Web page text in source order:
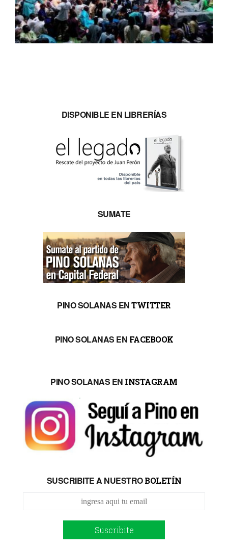
DISPONIBLE EN LIBRERÍAS
SUMATE
PINO SOLANAS ENTWITTER
PINO SOLANAS EN FACEBOOK
PINO SOLANAS EN INSTAGRAM
SUSCRIBITE A NUESTROBOLETÍN
Suscribite